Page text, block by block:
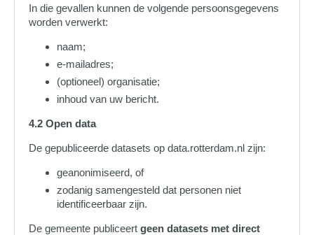
In die gevallen kunnen de volgende persoonsgegevens
worden verwerkt:
naam;
e‑mailadres;
(optioneel) organisatie;
inhoud van uw bericht.
4.2 Open data
De gepubliceerde datasets op data.rotterdam.nl zijn:
geanonimiseerd, of
zodanig samengesteld dat personen niet
identificeerbaar zijn.
De gemeente publiceert geen datasets met direct